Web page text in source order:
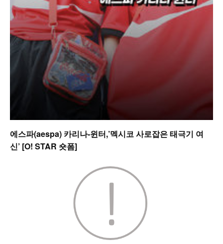
에스파(aespa) 카리나-윈터,’멕시코 사로잡은 태극기 여
신’ [O! STAR 숏폼]